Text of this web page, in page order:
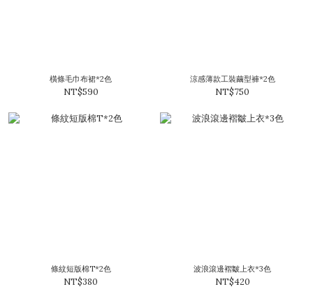
橫條毛巾布裙*2色
NT$590
涼感薄款工裝繭型褲*2色
NT$750
條紋短版棉T*2色
NT$380
波浪滾邊褶皺上衣*3色
NT$420